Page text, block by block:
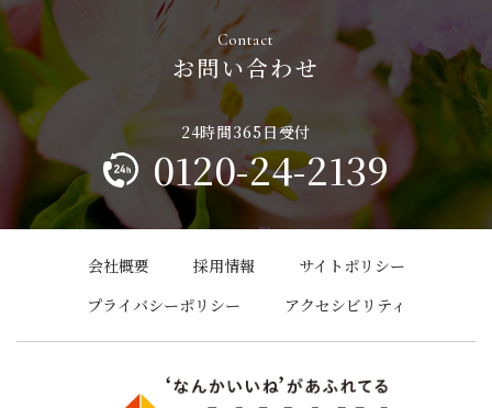
お問い合わせ
0120-24-2139
会社概要 採用情報
サイトポリシー
プライバシーポリシー
アクセシビリティ